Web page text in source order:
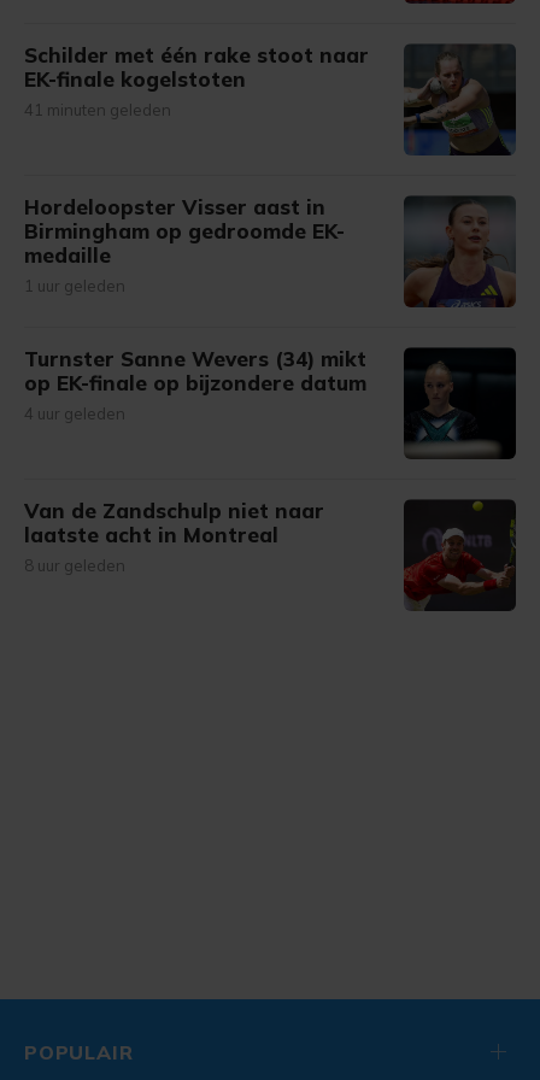
Schilder met één rake stoot naar
EK-finale kogelstoten
41 minuten geleden
Hordeloopster Visser aast in
Birmingham op gedroomde EK-
medaille
1 uur geleden
Turnster Sanne Wevers (34) mikt
op EK-finale op bijzondere datum
4 uur geleden
Van de Zandschulp niet naar
laatste acht in Montreal
8 uur geleden
POPULAIR